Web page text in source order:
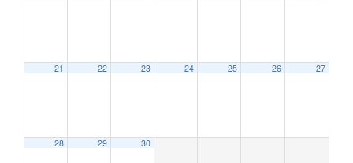
21 22 23 24 25 26 27
28 29 30
2:00 AM